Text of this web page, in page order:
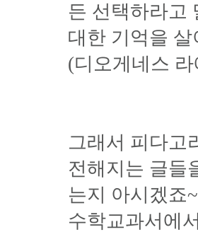
든 선택하라고
대한 기억을
(디오게네스
그래서 피다고
전해지는 글들
는지 아시겠죠~
수학교과서에